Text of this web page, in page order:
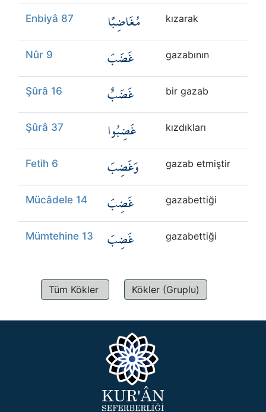
Enbiyâ 87 مُغَاضِبًا kızarak
Nûr 9 غَضَبَ gazabının
Şûrâ 16 غَضَبٌ bir gazab
Şûrâ 37 غَضِبُوا kızdıkları
Fetih 6 وَغَضِبَ gazab etmiştir
Mücâdele 14 غَضِبَ gazabettiği
Mümtehine 13 غَضِبَ gazabettiği
Tüm Kökler Kökler (Gruplu)